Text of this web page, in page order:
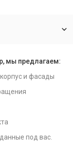
мы предлагаем:
и фасады
под вас.